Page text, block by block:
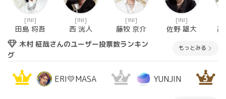
[INI]
田島 将吾
[INI]
西 洸人
[INI]
藤牧 京介
[INI]
佐野 雄大
髙
木村 柾哉さんのユーザー投票数ランキン
グ
もっとみる
1 ERI💛MASA 2 YUNJIN 3